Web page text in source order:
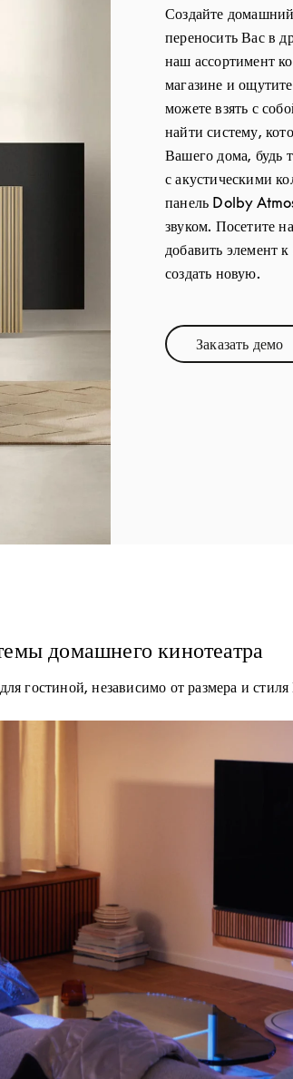
Создайте
переносить Вас в
наш ассортимент
магазине и
можете взять с
найти систему,
Вашего дома, будь
с акустическими
панель Dolby
звуком. Посетите
добавить элемент
создать новую.
Заказать демо
Link
домашнего кинотеатра
гостиной, независимо от размера и